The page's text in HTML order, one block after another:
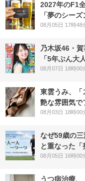
2027年のF1
「夢のシー
08月05日 17時48
乃木坂46・
「5年ぶん大
08月07日 18時00
東雲うみ、「
艶な雰囲気で
08月03日 18時00
なぜ59歳の
と重なった「
08月05日 16時00
うつ病治療